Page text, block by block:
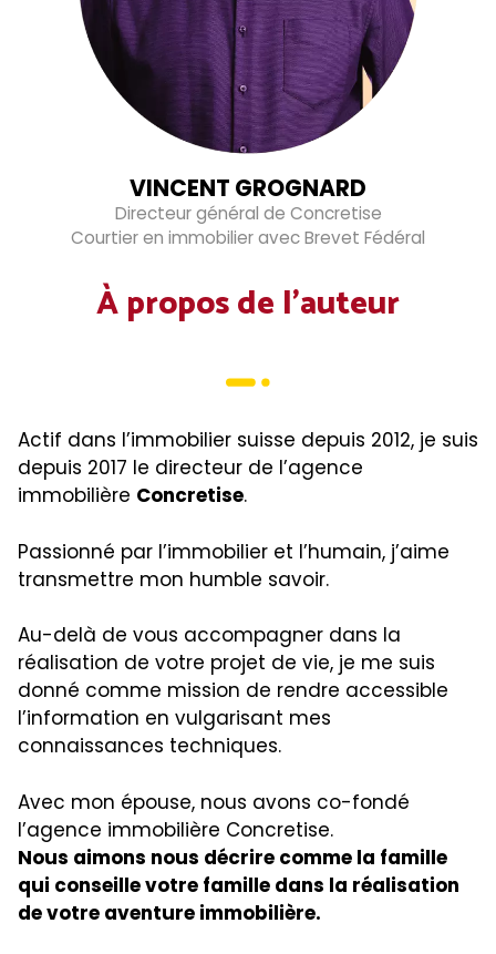
À propos de l’auteur
Actif dans l’immobilier suisse depuis 2012, je suis
depuis 2017 le directeur de l’agence
immobilière Concretise.
Passionné par l’immobilier et l’humain, j’aime
transmettre mon humble savoir.
Au-delà de vous accompagner dans la
réalisation de votre projet de vie, je me suis
donné comme mission de rendre accessible
l’information en vulgarisant mes
connaissances techniques.
Avec mon épouse, nous avons co-fondé
l’agence immobilière Concretise.
Nous aimons nous décrire comme la famille
qui conseille votre famille dans la réalisation
de votre aventure immobilière.
VINCENT GROGNARD
Directeur général de Concretise
Courtier en immobilier avec Brevet Fédéral